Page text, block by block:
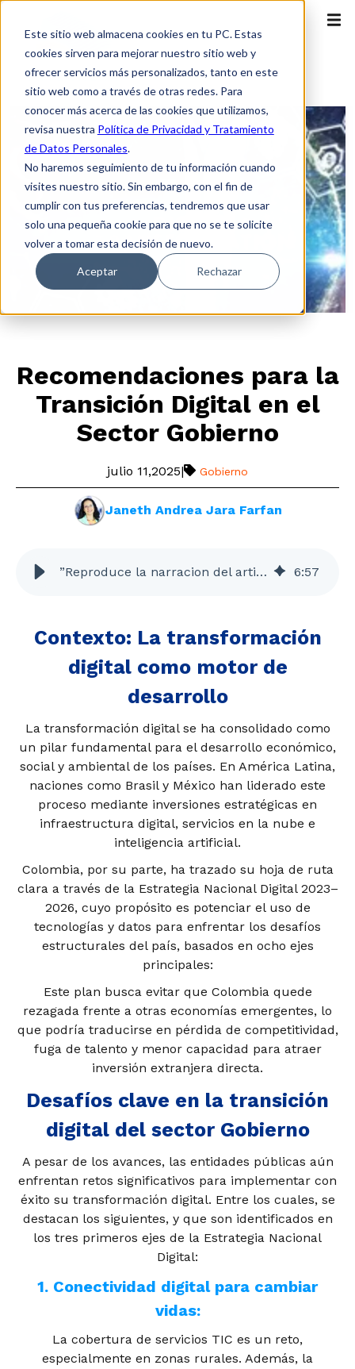
Este sitio web almacena cookies en tu PC. Estas
cookies sirven para mejorar nuestro sitio web y
ofrecer servicios más personalizados, tanto en este
sitio web como a través de otras redes. Para
conocer más acerca de las cookies que utilizamos,
revisa nuestra Política de Privacidad y Tratamiento
de Datos Personales.
No haremos seguimiento de tu información cuando
visites nuestro sitio. Sin embargo, con el fin de
cumplir con tus preferencias, tendremos que usar
solo una pequeña cookie para que no se te solicite
volver a tomar esta decisión de nuevo.
Aceptar Rechazar
Recomendaciones para la
Transición Digital en el
Sector Gobierno
julio 11,2025| Gobierno
Janeth Andrea Jara Farfan
”Reproduce la narracion del articulo” 6:57
Contexto: La transformación
digital como motor de
desarrollo
La transformación digital se ha consolidado como
un pilar fundamental para el desarrollo económico,
social y ambiental de los países. En América Latina,
naciones como Brasil y México han liderado este
proceso mediante inversiones estratégicas en
infraestructura digital, servicios en la nube e
inteligencia artificial.
Colombia, por su parte, ha trazado su hoja de ruta
clara a través de la Estrategia Nacional Digital 2023–
2026, cuyo propósito es potenciar el uso de
tecnologías y datos para enfrentar los desafíos
estructurales del país, basados en ocho ejes
principales:
Este plan busca evitar que Colombia quede
rezagada frente a otras economías emergentes, lo
que podría traducirse en pérdida de competitividad,
fuga de talento y menor capacidad para atraer
inversión extranjera directa.
Desafíos clave en la transición
digital del sector Gobierno
A pesar de los avances, las entidades públicas aún
enfrentan retos significativos para implementar con
éxito su transformación digital. Entre los cuales, se
destacan los siguientes, y que son identificados en
los tres primeros ejes de la Estrategia Nacional
Digital:
1. Conectividad digital para cambiar
vidas:
La cobertura de servicios TIC es un reto,
especialmente en zonas rurales. Además, la